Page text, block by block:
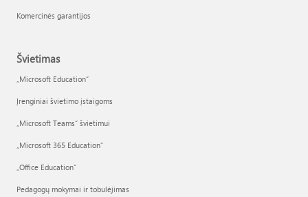
Komercinės garantijos
Švietimas
„Microsoft Education“
Įrenginiai švietimo įstaigoms
„Microsoft Teams“ švietimui
„Microsoft 365 Education“
„Office Education“
Pedagogų mokymai ir tobulėjimas